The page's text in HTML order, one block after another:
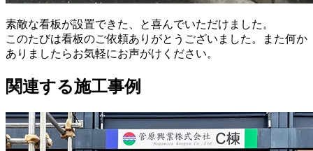
素敵な看板が設置できた、と喜んでいただけました。
このたびは看板のご依頼ありがとうございました。また何か
ありましたらお気軽にお声がけください。
関連する施工事例